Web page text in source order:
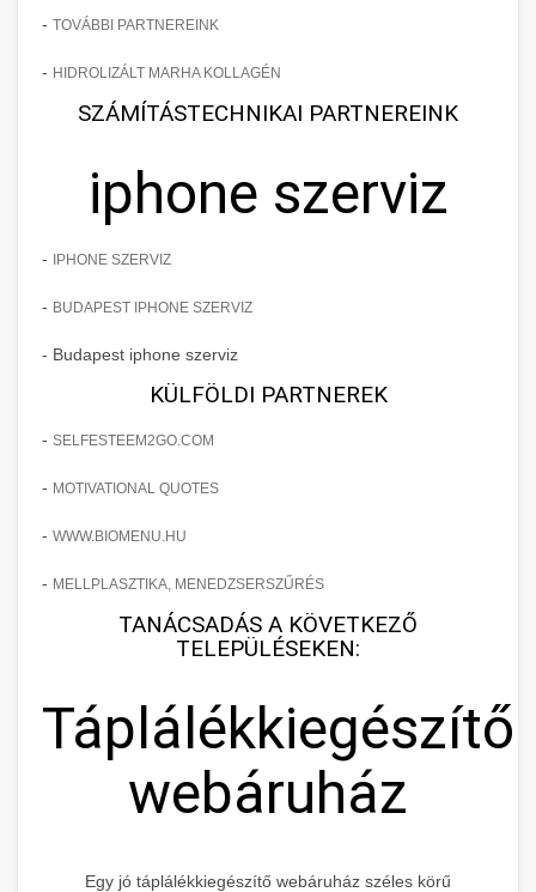
- TOVÁBBI PARTNEREINK
- HIDROLIZÁLT MARHA KOLLAGÉN
SZÁMÍTÁSTECHNIKAI PARTNEREINK
iphone szerviz
- IPHONE SZERVIZ
- BUDAPEST IPHONE SZERVIZ
- Budapest iphone szerviz
KÜLFÖLDI PARTNEREK
- SELFESTEEM2GO.COM
- MOTIVATIONAL QUOTES
- WWW.BIOMENU.HU
- MELLPLASZTIKA, MENEDZSERSZŰRÉS
TANÁCSADÁS A KÖVETKEZŐ
TELEPÜLÉSEKEN:
Táplálékkiegészítő
webáruház
Egy jó táplálékkiegészítő webáruház széles körű